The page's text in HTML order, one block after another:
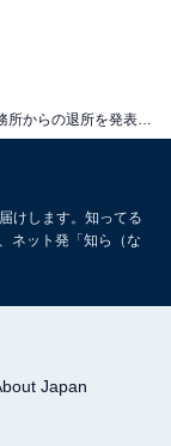
けします。知ってる
ネット発「知ら（な
Japan